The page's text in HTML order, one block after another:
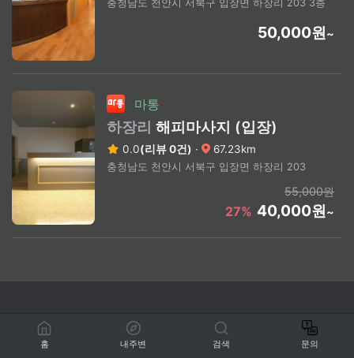
충청남도 천안시 서북구 입장면 하장리 203 3층
50,000원~
마통
하장리 해피마사지 (입장)
0.0(리뷰 0건) · 67.23km
충청남도 천안시 서북구 입장면 하장리 203
55,000원
27% 40,000원~
홈 내주변 검색 문의